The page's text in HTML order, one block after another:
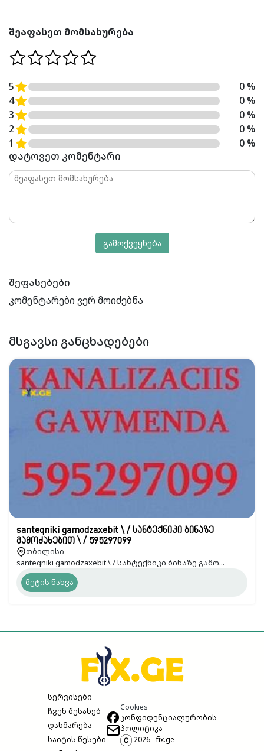
შეაფასეთ მომსახურება
5
0 %
4
0 %
3
0 %
2
0 %
1
0 %
დატოვეთ კომენტარი
გამოქვეყნება
შეფასებები
კომენტარები ვერ მოიძებნა
ᲛᲡᲒᲐᲕᲡᲘ ᲒᲐᲜᲪᲮᲐᲓᲔᲑᲔᲑᲘ
santeqniki gamodzaxebit \ / სანტექნიკი ბინაზე
გამოძახებით \ / 595297099
თბილისი
santeqniki gamodzaxebit \ / სანტექნიკი ბინაზე გამო...
მეტის ნახვა
სერვისები
ჩვენ შესახებ
დახმარება
საიტის წესები
Cookies
კონფიდენციალურობის
პოლიტიკა
2026 - fix.ge